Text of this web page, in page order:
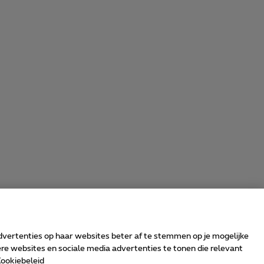
op haar websites beter af te stemmen op je mogelijke
websites en sociale media advertenties te tonen die relevant